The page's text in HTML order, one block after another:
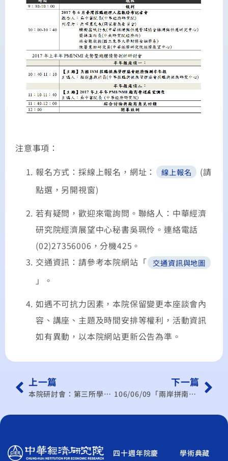
注意事項：
報名方式：採線上報名，網址：
線上報名
(請
點選，另開視窗)
若有疑問，歡迎來電詢問。聯絡人：中華經濟
研究院經濟展望中心秘書吳珮伶。連絡電話
(02)27356006，分機425。
交通資訊：請參考本院網站「
交通資訊與地圖
」。
如遇不可抗力因素，本院保留變更本座談會內
容、講座、主題及時間安排等權利，活動資訊
如有異動，以本院網站更新公告為準。
上一篇
本院研討會：第三所學術研討會
下一篇
106/06/09「兩岸拼南向–臺灣新南向競合抉擇」論壇
四十週年院慶 學術典藏